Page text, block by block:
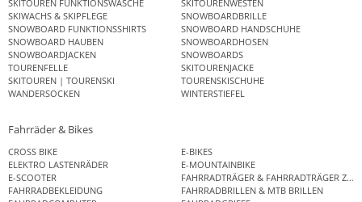
SKITOUREN FUNKTIONSWÄSCHE
SKITOURENWESTEN
SKIWACHS & SKIPFLEGE
SNOWBOARDBRILLE
SNOWBOARD FUNKTIONSSHIRTS
SNOWBOARD HANDSCHUHE
SNOWBOARD HAUBEN
SNOWBOARDHOSEN
SNOWBOARDJACKEN
SNOWBOARDS
TOURENFELLE
SKITOURENJACKE
SKITOUREN | TOURENSKI
TOURENSKISCHUHE
WANDERSOCKEN
WINTERSTIEFEL
Fahrräder & Bikes
CROSS BIKE
E-BIKES
ELEKTRO LASTENRÄDER
E-MOUNTAINBIKE
E-SCOOTER
FAHRRADTRÄGER & FAHRRADTRÄGER
FAHRRADBEKLEIDUNG
FAHRRADBRILLEN & MTB BRILLEN